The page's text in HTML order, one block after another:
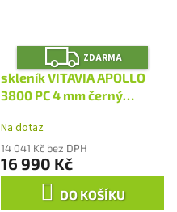
Z
D
A
R
M
ZDARMA
skleník VITAVIA APOLLO
3800 PC 4 mm černý
Na dotaz
14 041 Kč bez DPH
16 990 Kč
DO KOŠÍKU